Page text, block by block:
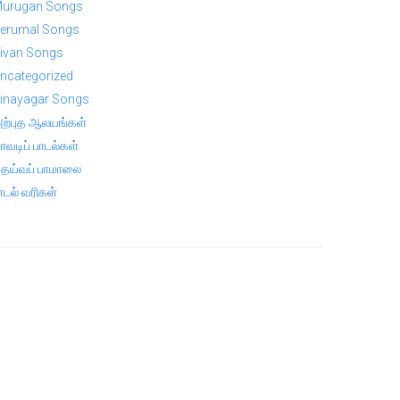
Songs
Songs
Songs
Songs
ஆலயங்கள்
பாடல்கள்
பாமாலை
வரிகள்